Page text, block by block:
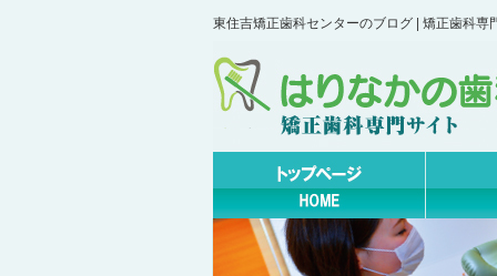
東住吉矯正歯科センターのブログ | 矯正歯科専